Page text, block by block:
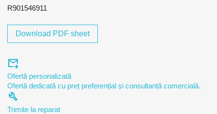
R901546911
Download PDF sheet
forward_to_inbox
Ofertă personalizată
Ofertă dedicată cu preț preferențial și consultanță comercială.
build
Trimite la reparat